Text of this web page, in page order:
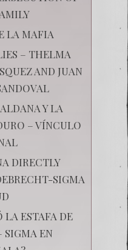
LA MAFIA
– THELMA
AND JUAN
Y LA
– VÍNCULO
DIRECTLY
SIGMA
LA ESTAFA DE
SIGMA EN